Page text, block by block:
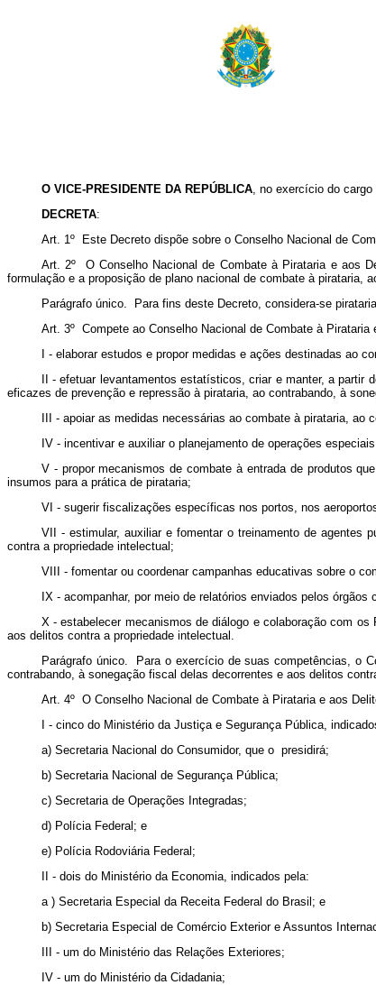
O VICE-PRESIDENTE DA REPÚBLICA, no exercício do cargo
DECRETA:
Art. 1º Este Decreto dispõe sobre o Conselho Nacional de
Art. 2º O Conselho Nacional de Combate à Pirataria e aos
formulação e a proposição de plano nacional de combate à pirataria,
Parágrafo único. Para fins deste Decreto, considera-se
Art. 3º Compete ao Conselho Nacional de Combate à
I - elaborar estudos e propor medidas e ações destinadas ao
II - efetuar levantamentos estatísticos, criar e manter, a
eficazes de prevenção e repressão à pirataria, ao contrabando, à
III - apoiar as medidas necessárias ao combate à pirataria,
IV - incentivar e auxiliar o planejamento de operações
V - propor mecanismos de combate à entrada de produtos
insumos para a prática de pirataria;
VI - sugerir fiscalizações específicas nos portos, nos
VII - estimular, auxiliar e fomentar o treinamento de agentes
contra a propriedade intelectual;
VIII - fomentar ou coordenar campanhas educativas sobre o
IX - acompanhar, por meio de relatórios enviados pelos
X - estabelecer mecanismos de diálogo e colaboração com
aos delitos contra a propriedade intelectual.
Parágrafo único. Para o exercício de suas competências, o
contrabando, à sonegação fiscal delas decorrentes e aos delitos
Art. 4º O Conselho Nacional de Combate à Pirataria e aos
I - cinco do Ministério da Justiça e Segurança Pública,
a) Secretaria Nacional do Consumidor, que o presidirá;
b) Secretaria Nacional de Segurança Pública;
c) Secretaria de Operações Integradas;
d) Polícia Federal; e
e) Polícia Rodoviária Federal;
II - dois do Ministério da Economia, indicados pela:
a ) Secretaria Especial da Receita Federal do Brasil; e
b) Secretaria Especial de Comércio Exterior e Assuntos
III - um do Ministério das Relações Exteriores;
IV - um do Ministério da Cidadania;